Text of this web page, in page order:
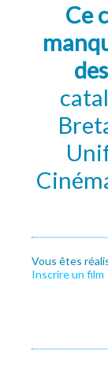
Ce
Vous êtes
Inscrire un film